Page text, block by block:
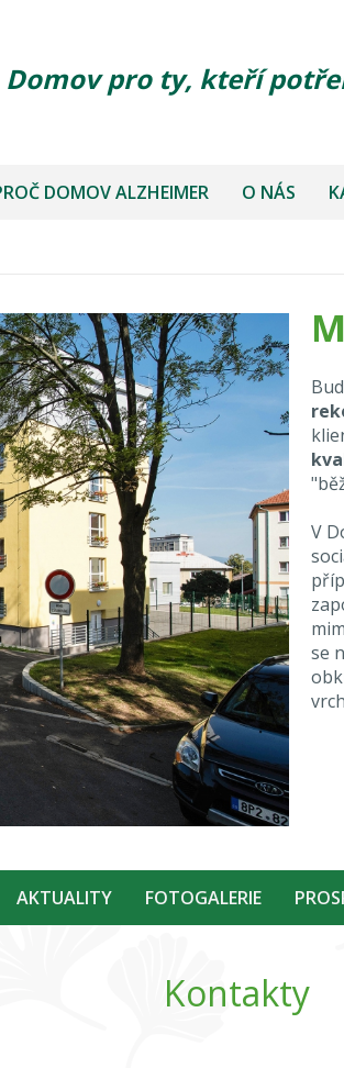
Domov pro ty, kteří
DOMOV ALZHEIMER O NÁS
V
se
AKTUALITY FOTOGALERIE
Kontakty